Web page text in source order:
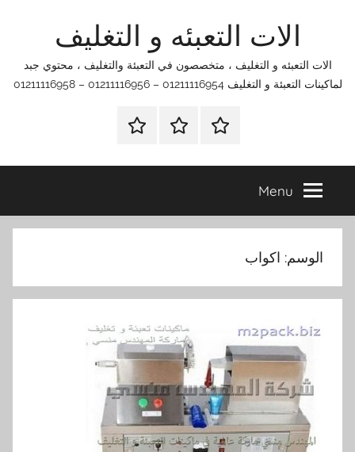
الات التعبئه و التغليف
الات التعبئه و التغليف ، متخصصون في التعبئة والتغليف ، محتوي جبد
لماكينات التعبئة و التغليف 01211116954 – 01211116956 – 01211116958
الرئيسيةاتصل
اتـصـل
في
التي
Menu
الوسم: اكواب